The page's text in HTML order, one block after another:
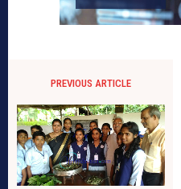
PREVIOUS ARTICLE